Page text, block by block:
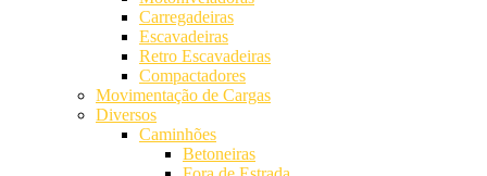
Carregadeiras
Escavadeiras
Retro Escavadeiras
Compactadores
Movimentação de Cargas
Diversos
Caminhões
Betoneiras